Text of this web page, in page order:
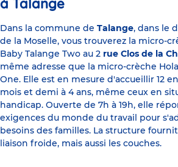
à Talange
Dans la commune de Talange, dans le
de la Moselle, vous trouverez la micro-
Baby Talange Two au 2 rue Clos de la
même adresse que la micro-crèche
One. Elle est en mesure d'accueillir 12
mois et demi à 4 ans, même ceux en
handicap. Ouverte de 7h à 19h, elle
exigences du monde du travail pour
besoins des familles. La structure
liaison froide, mais aussi les couches.